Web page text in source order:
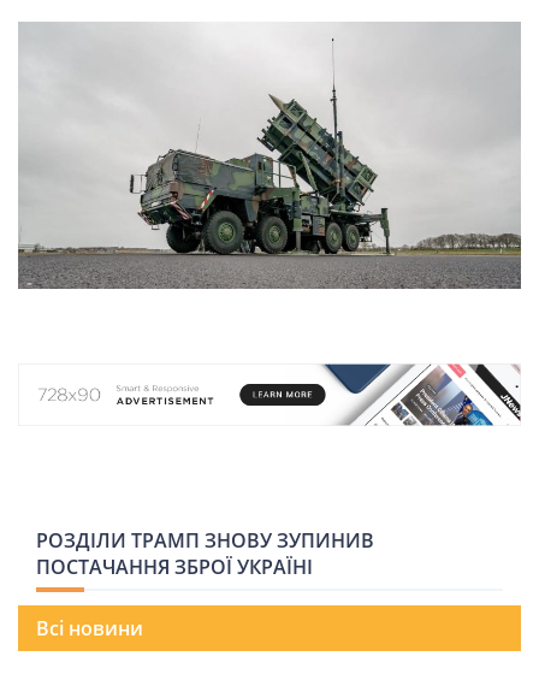
НОВИНИ СВІТУ
ВІЙСЬКОВІ НОВИНИ
читання
УГКЦ
РОЗДІЛИ ТРАМП ЗНОВУ ЗУПИНИВ
ПОСТАЧАННЯ ЗБРОЇ УКРАЇНІ
Всі новини